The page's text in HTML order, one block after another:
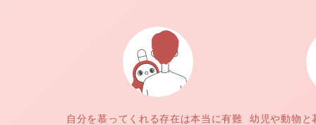
自分を慕ってくれる存在は本当に有難
幼児や動物と